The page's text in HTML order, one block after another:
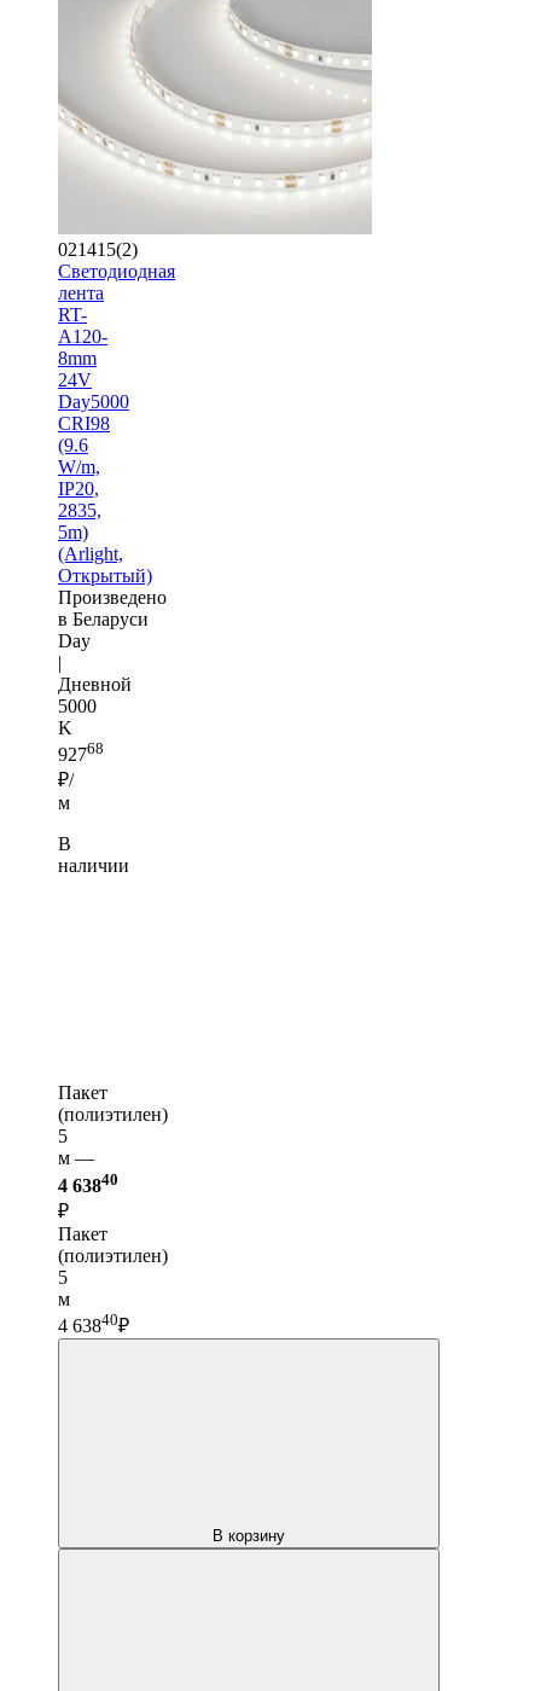
021415(2)
Светодиодная
лента
RT-
A120-
8mm
24V
Day5000
CRI98
(9.6
W/m,
IP20,
2835,
5m)
(Arlight,
Открытый)
Произведено
в Беларуси
Day
|
Дневной
5000
K
92768
₽/
м
В
наличии
Пакет
(полиэтилен)
5
м —
4 63840
₽
Пакет
(полиэтилен)
5
м
4 63840₽
В корзину